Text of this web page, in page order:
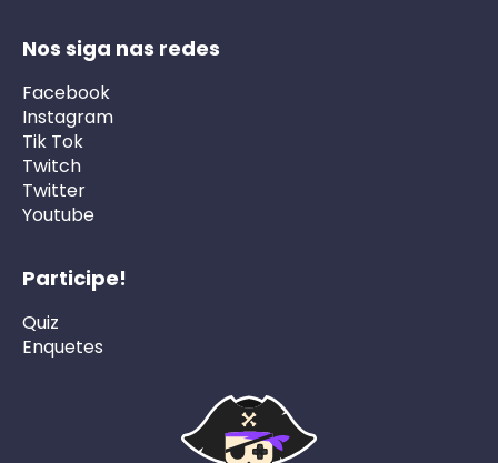
Nos siga nas redes
Facebook
Instagram
Tik Tok
Twitch
Twitter
Youtube
Participe!
Quiz
Enquetes